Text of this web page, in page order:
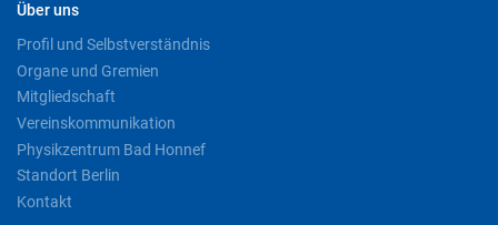
Über uns
Profil und Selbstverständnis
Organe und Gremien
Mitgliedschaft
Vereinskommunikation
Physikzentrum Bad Honnef
Standort Berlin
Kontakt